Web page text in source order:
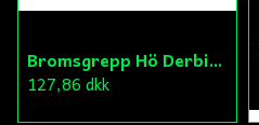
Bromsgrepp Hö Derbi/Drac
127,86 dkk